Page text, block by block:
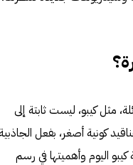
مثل كيبو، ليست ثابتة إلى
كونية أصغر، بفعل
اليوم وأهميتها في رسم